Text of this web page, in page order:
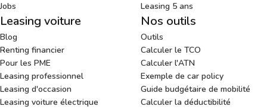
Jobs
Leasing 5 ans
Leasing voiture
Blog
Renting financier
Pour les PME
Leasing professionnel
Leasing d'occasion
Leasing voiture électrique
Nos outils
Outils
Calculer le TCO
Calculer l'ATN
Exemple de car policy
Guide budgétaire de mobilité
Calculer la déductibilité